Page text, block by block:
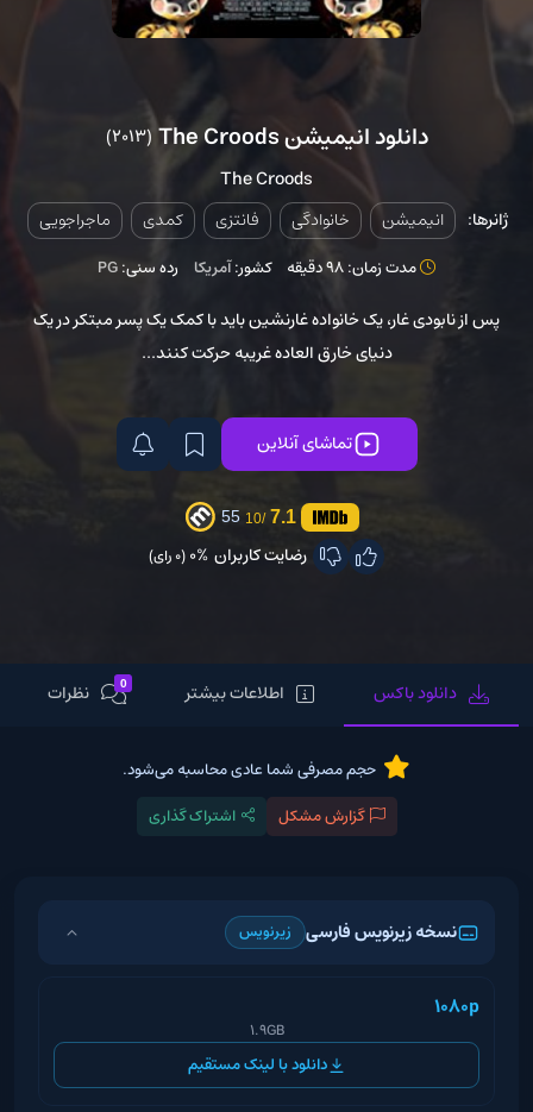
دانلود انیمیشن The Croods (2013)
The Croods
ژانرها: انیمیشن خانوادگی فانتزی کمدی ماجراجویی
مدت زمان: 98 دقیقه کشور:آمریکا رده سنی:PG
پس از نابودی غار، یک خانواده غارنشین باید با کمک یک پسر مبتکر در یک
دنیای خارق العاده غریبه حرکت کنند...
تماشای آنلاین
7.1
/10
55
رضایت کاربران 0%(0 رای)
دانلود باکس اطلاعات بیشتر 0 نظرات
حجم مصرفی شما عادی محاسبه می‌شود.
گزارش مشکل
اشتراک گذاری
نسخه زیرنویس فارسی زیرنویس
1080p
1.9GB
دانلود با لینک مستقیم